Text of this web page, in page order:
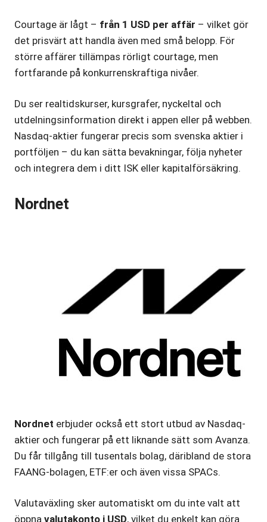
Courtage är lågt – från 1 USD per affär – vilket gör
det prisvärt att handla även med små belopp. För
större affärer tillämpas rörligt courtage, men
fortfarande på konkurrenskraftiga nivåer.
Du ser realtidskurser, kursgrafer, nyckeltal och
utdelningsinformation direkt i appen eller på webben.
Nasdaq-aktier fungerar precis som svenska aktier i
portföljen – du kan sätta bevakningar, följa nyheter
och integrera dem i ditt ISK eller kapitalförsäkring.
Nordnet
Nordnet erbjuder också ett stort utbud av Nasdaq-
aktier och fungerar på ett liknande sätt som Avanza.
Du får tillgång till tusentals bolag, däribland de stora
FAANG-bolagen, ETF:er och även vissa SPACs.
Valutaväxling sker automatiskt om du inte valt att
öppna valutakonto i USD, vilket du enkelt kan göra